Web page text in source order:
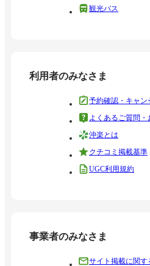
観光バス
利用者のみなさま
予約確認・キャン
よくあるご質問
沖楽とは
クチコミ掲載基準
UGC利用規約
事業者のみなさま
サイト掲載に関す